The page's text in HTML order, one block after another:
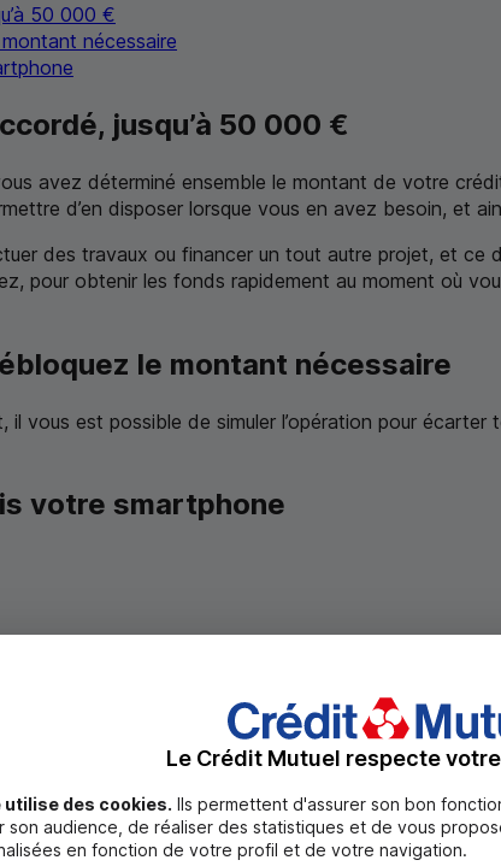
50 000 €
nécessaire
jusqu’à 50 000 €
avez déterminé ensemble le montant de votre
d’en disposer lorsque vous en avez besoin, et
des travaux ou financer un tout autre projet, et ce
pour obtenir les fonds rapidement au moment où
le montant nécessaire
vous est possible de simuler l’opération pour écarter
votre smartphone
Le Crédit Mutuel respecte
utilise des cookies. Ils permettent d'assurer son bon
son audience, de réaliser des statistiques et de vous
en fonction de votre profil et de votre navigation.